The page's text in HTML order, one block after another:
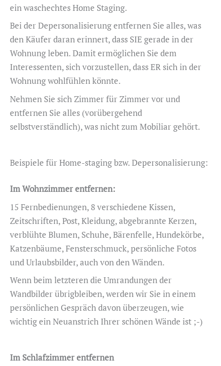
ein waschechtes Home Staging.
Bei der Depersonalisierung entfernen Sie alles, was
den Käufer daran erinnert, dass SIE gerade in der
Wohnung leben. Damit ermöglichen Sie dem
Interessenten, sich vorzustellen, dass ER sich in der
Wohnung wohlfühlen könnte.
Nehmen Sie sich Zimmer für Zimmer vor und
entfernen Sie alles (vorübergehend
selbstverständlich), was nicht zum Mobiliar gehört.
Beispiele für Home-staging bzw. Depersonalisierung:
Im Wohnzimmer entfernen:
15 Fernbedienungen, 8 verschiedene Kissen,
Zeitschriften, Post, Kleidung, abgebrannte Kerzen,
verblühte Blumen, Schuhe, Bärenfelle, Hundekörbe,
Katzenbäume, Fensterschmuck, persönliche Fotos
und Urlaubsbilder, auch von den Wänden.
Wenn beim letzteren die Umrandungen der
Wandbilder übrigbleiben, werden wir Sie in einem
persönlichen Gespräch davon überzeugen, wie
wichtig ein Neuanstrich Ihrer schönen Wände ist ;-)
Im Schlafzimmer entfernen